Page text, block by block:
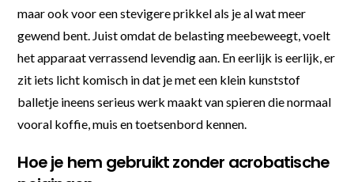
maar ook voor een stevigere prikkel als je al wat meer
gewend bent. Juist omdat de belasting meebeweegt, voelt
het apparaat verrassend levendig aan. En eerlijk is eerlijk, er
zit iets licht komisch in dat je met een klein kunststof
balletje ineens serieus werk maakt van spieren die normaal
vooral koffie, muis en toetsenbord kennen.
Hoe je hem gebruikt zonder acrobatische